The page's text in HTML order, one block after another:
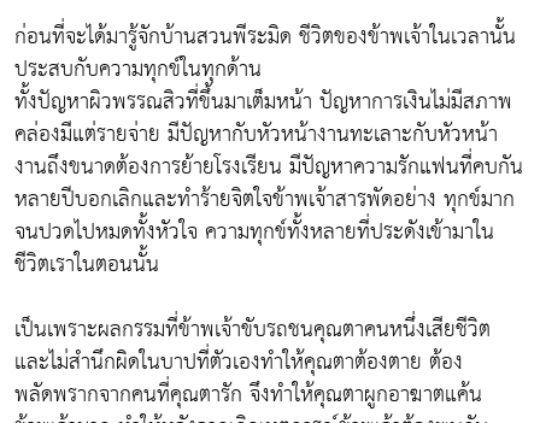
ก่อนที่จะได้มารู้จักบ้านสวนพีระมิด ชีวิตของข้าพเจ้าในเวลานั้น
ประสบกับความทุกข์ในทุกด้าน
ทั้งปัญหาผิวพรรณสิวที่ขึ้นมาเต็มหน้า ปัญหาการเงินไม่มีสภาพ
คล่องมีแต่รายจ่าย มีปัญหากับหัวหน้างานทะเลาะกับหัวหน้า
งานถึงขนาดต้องการย้ายโรงเรียน มีปัญหาความรักแฟนที่คบกัน
หลายปีบอกเลิกและทำร้ายจิตใจข้าพเจ้าสารพัดอย่าง ทุกข์มาก
จนปวดไปหมดทั้งหัวใจ ความทุกข์ทั้งหลายที่ประดังเข้ามาใน
ชีวิตเราในตอนนั้น
เป็นเพราะผลกรรมที่ข้าพเจ้าขับรถชนคุณตาคนหนึ่งเสียชีวิต
และไม่สำนึกผิดในบาปที่ตัวเองทำให้คุณตาต้องตาย ต้อง
พลัดพรากจากคนที่คุณตารัก จึงทำให้คุณตาผูกอาฆาตแค้น